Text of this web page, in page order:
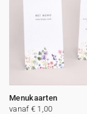
Menukaarten
vanaf € 1,00